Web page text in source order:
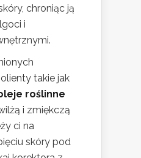
chroniąc ją
i
takie jak
roślinne
i zmiękczą
ci na
skóry pod